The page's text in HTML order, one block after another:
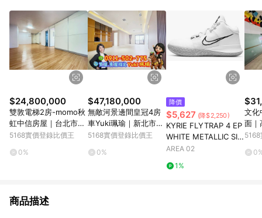
$24,800,000
雙敦電梯2房-momo秋
虹中信房屋｜台北市松
山區長安東路二段
5168實價登錄比價王
0%
$47,180,000
無敵河景邊間皇冠4房
車Yuki珮瑜｜新北市板
橋區中山路二段
5168實價登錄比價王
0%
降價
$5,627 (降$2,250)
KYRIE FLYTRAP 4 EP
WHITE METALLIC SIL
VER
AREA 02
1%
文化
面｜
一路
商品描述